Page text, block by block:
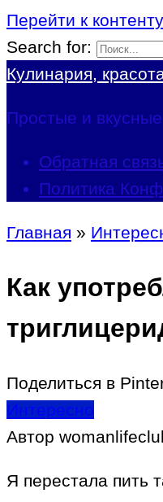
Перейти к контенту
Search for:
Кулинария,
Простые и
Обратная
Политика
Главная »
Как
Поделиться в
Интересно
Автор
Я перестала пить